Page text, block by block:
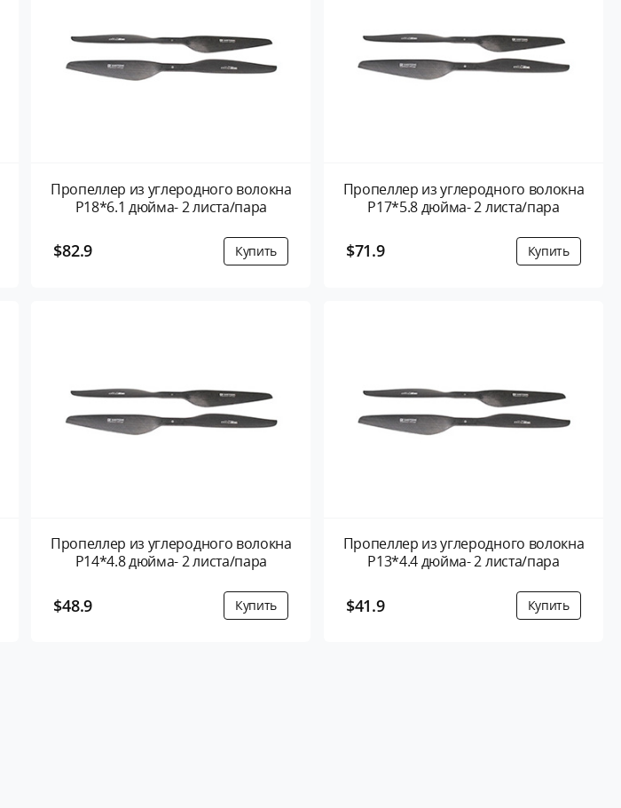
Пропеллер из углеродного волокна
P18*6.1 дюйма- 2 листа/пара
$82.9
Пропеллер из углеродного волокна
P17*5.8 дюйма- 2 листа/пара
$71.9
Пропеллер из углеродного волокна
P14*4.8 дюйма- 2 листа/пара
$48.9
Пропеллер из углеродного волокна
P13*4.4 дюйма- 2 листа/пара
$41.9